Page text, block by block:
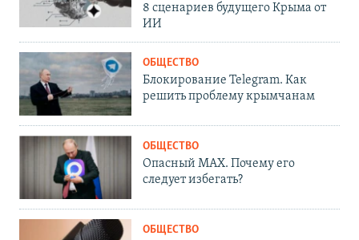
8 сценариев будущего Крыма от
ИИ
ОБЩЕСТВО
Блокирование Telegram. Как
решить проблему крымчанам
ОБЩЕСТВО
Опасный MAX. Почему его
следует избегать?
ОБЩЕСТВО